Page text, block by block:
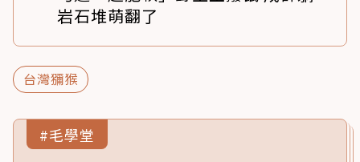
岩石堆萌翻了
台灣獼猴
#毛學堂